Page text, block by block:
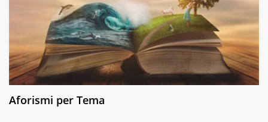
Aforismi per Tema